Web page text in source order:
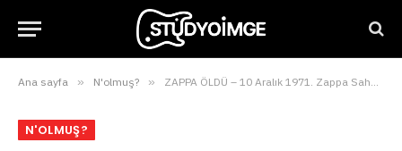
Ana sayfa » N'olmuş? » ZAPPA ÖLDÜ – 10 Aralık 1971. Zappa Sahnesinde Kırılan Gece
N'OLMUŞ?